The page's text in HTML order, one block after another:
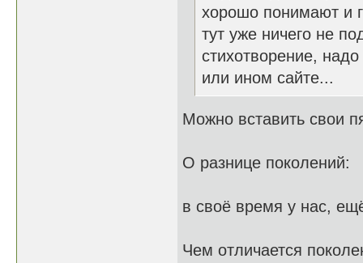
хорошо понимают и
тут уже ничего не
стихотворение,
или ином сайте...
Можно вставить свои
О разнице поколений:
в своё время у нас,
Чем отличается